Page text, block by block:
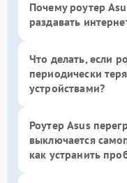
Почему роутер
раздавать
Что делать, если
периодически
устройствами?
Роутер Asus
выключается
как устранить